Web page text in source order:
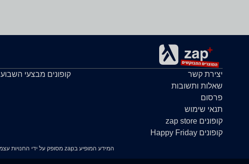
יצירת קשר
שאלות ותשובות
פרסום
תנאי שימוש
קופונים zap store
קופונים Happy Friday
קופונים מבצעי השבוע
המידע המופיע בzap מסופק על ידי החנויות עצמן ובאחריותן בלבד. במידה ונתקלת בבעיה כלשהי בנתונים המוצגים באתר, אנא שלח אלינו הודעה ואנו נטפל בעניין.